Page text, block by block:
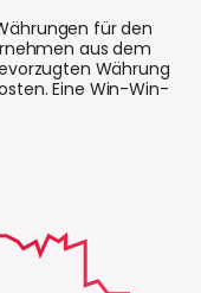
für den
aus dem
Währung
Eine Win-Win-